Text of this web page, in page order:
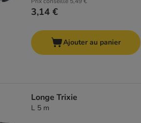
3,14 €
Ajouter au panier
Longe Trixie
L 5 m